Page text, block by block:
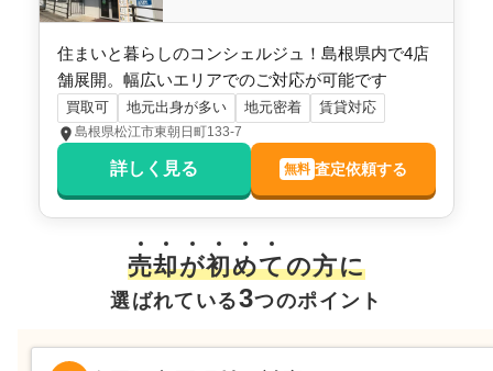
住まいと暮らしのコンシェルジュ！島根県内で4店
舗展開。幅広いエリアでのご対応が可能です
買取可 地元出身が多い 地元密着 賃貸対応
島根県松江市東朝日町133-7
詳しく見る 無料 査定依頼する
売却が初めての方に
選ばれている3つのポイント